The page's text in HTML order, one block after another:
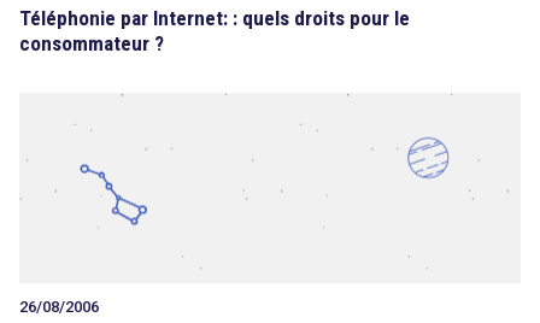
Téléphonie par Internet: : quels droits pour le
consommateur ?
26/08/2006